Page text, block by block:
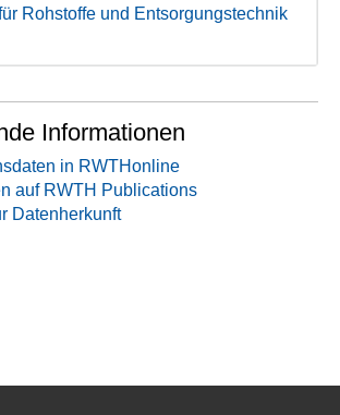
Rohstoffe und Entsorgungstechnik
Informationen
in RWTHonline
auf RWTH Publications
Datenherkunft